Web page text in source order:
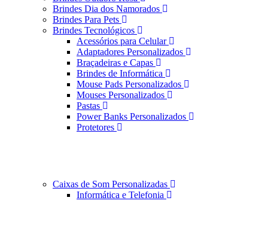
Brindes Dia dos Namorados
Brindes Para Pets
Brindes Tecnológicos
Acessórios para Celular
Adaptadores Personalizados
Braçadeiras e Capas
Brindes de Informática
Mouse Pads Personalizados
Mouses Personalizados
Pastas
Power Banks Personalizados
Protetores
Caixas de Som Personalizadas
Informática e Telefonia